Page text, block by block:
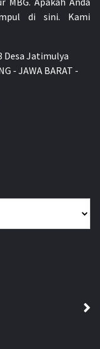
di sini. Kami
Desa Jatimulya
- JAWA BARAT -